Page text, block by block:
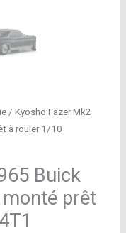
/ Kyosho Fazer Mk2
à rouler 1/10
Buick
monté prêt